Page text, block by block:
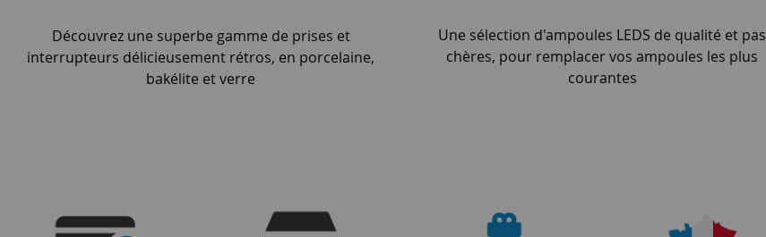
Découvrez une superbe gamme de prises et
interrupteurs délicieusement rétros, en porcelaine,
bakélite et verre
Une sélection d'ampoules LEDS de qualité et pas
chères, pour remplacer vos ampoules les plus
courantes